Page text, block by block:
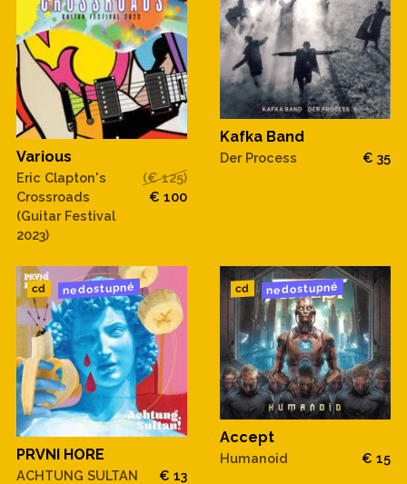
Various
Eric Clapton's
Crossroads
(Guitar Festival
2023)
(€ 125)
€ 100
Kafka Band
Der Process € 35
cd nedostupné
PRVNI HORE
ACHTUNG SULTAN € 13
cd nedostupné
Accept
Humanoid € 15